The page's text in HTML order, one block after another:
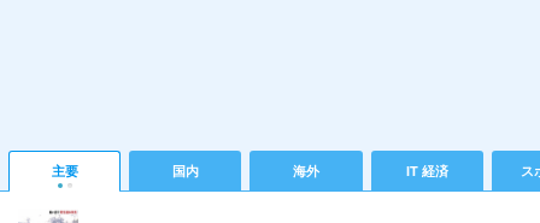
主要 国内 海外 IT 経済 ス